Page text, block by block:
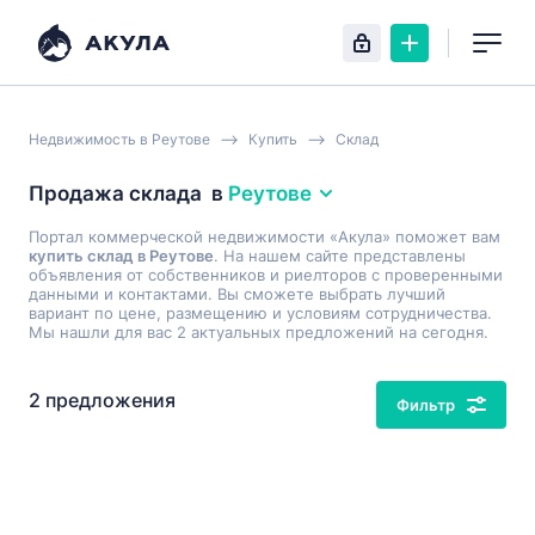
Недвижимость в Реутове Купить Склад
Продажа склада в Реутове
Портал коммерческой недвижимости «Акула» поможет вам
купить склад в Реутове. На нашем сайте представлены
объявления от собственников и риелторов с проверенными
данными и контактами. Вы сможете выбрать лучший
вариант по цене, размещению и условиям сотрудничества.
Мы нашли для вас 2 актуальных предложений на сегодня.
2 предложения Фильтр